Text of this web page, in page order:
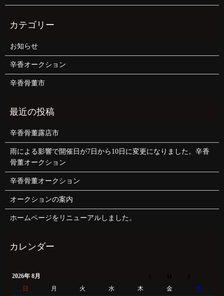
お知らせ
辛香オークション
辛香骨董市
辛香骨董露店市
雨による影響で開催日が7日から10日に変更になりました。辛香
骨董オークション
辛香骨董オークション
オークションの案内
ホームページをリニューアルしました。
2026年 8月
日
月 火 水 木 金 土